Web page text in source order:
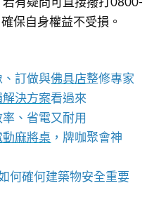
保自身權益不受損。
、訂做與佛具店整修專家
解決方案看過來
、省電又耐用
動麻將桌 ，牌咖聚會神
何確何建築物安全重要